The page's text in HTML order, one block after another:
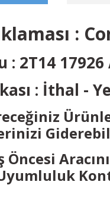
:
: 2T14 17926
: İthal -
Uyumluluk